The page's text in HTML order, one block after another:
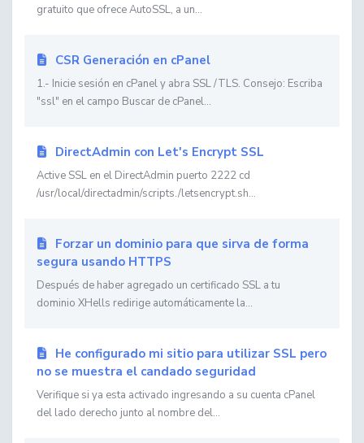
gratuito que ofrece AutoSSL, a un...
CSR Generación en cPanel
1.- Inicie sesión en cPanel y abra SSL /TLS. Consejo: Escriba
"ssl" en el campo Buscar de cPanel...
DirectAdmin con Let's Encrypt SSL
Active SSL en el DirectAdmin puerto 2222 cd
/usr/local/directadmin/scripts./letsencrypt.sh...
Forzar un dominio para que sirva de forma
segura usando HTTPS
Después de haber agregado un certificado SSL a tu
dominio XHells redirige automáticamente la...
He configurado mi sitio para utilizar SSL pero
no se muestra el candado seguridad
Verifique si ya esta activado ingresando a su cuenta cPanel
del lado derecho junto al nombre del...